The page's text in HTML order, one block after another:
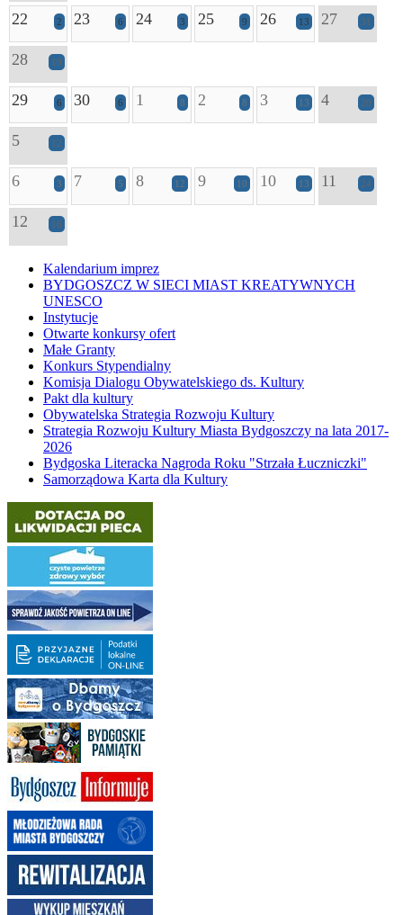
22 2 23 6 24 3 25 9 26 13 27 31
28 19
29 6 30 6 1 8 2 8 3 13 4 20
5 12
6 3 7 5 8 12 9 10 10 13 11 24
12 16
Kalendarium imprez
BYDGOSZCZ W SIECI MIAST KREATYWNYCH
UNESCO
Instytucje
Otwarte konkursy ofert
Małe Granty
Konkurs Stypendialny
Komisja Dialogu Obywatelskiego ds. Kultury
Pakt dla kultury
Obywatelska Strategia Rozwoju Kultury
Strategia Rozwoju Kultury Miasta Bydgoszczy na lata 2017-
2026
Bydgoska Literacka Nagroda Roku "Strzała Łuczniczki"
Samorządowa Karta dla Kultury